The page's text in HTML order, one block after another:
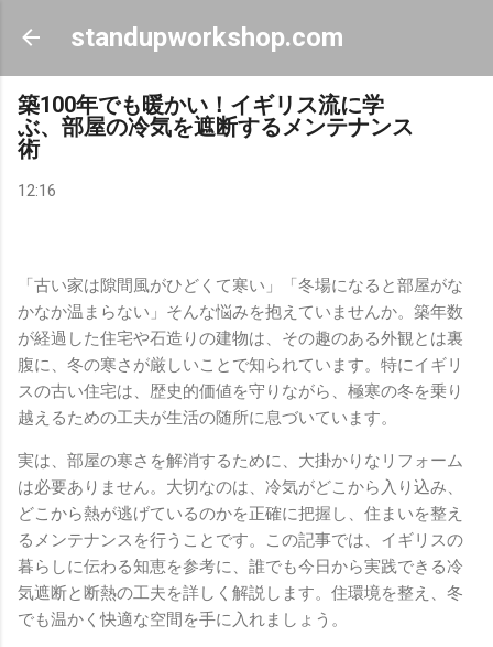
スキップしてメイン コンテンツに移動
standupworkshop.com
築100年でも暖かい！イギリス流に学
ぶ、部屋の冷気を遮断するメンテナンス
術
12:16
「古い家は隙間風がひどくて寒い」「冬場になると部屋がな
かなか温まらない」そんな悩みを抱えていませんか。築年数
が経過した住宅や石造りの建物は、その趣のある外観とは裏
腹に、冬の寒さが厳しいことで知られています。特にイギリ
スの古い住宅は、歴史的価値を守りながら、極寒の冬を乗り
越えるための工夫が生活の随所に息づいています。
実は、部屋の寒さを解消するために、大掛かりなリフォーム
は必要ありません。大切なのは、冷気がどこから入り込み、
どこから熱が逃げているのかを正確に把握し、住まいを整え
るメンテナンスを行うことです。この記事では、イギリスの
暮らしに伝わる知恵を参考に、誰でも今日から実践できる冷
気遮断と断熱の工夫を詳しく解説します。住環境を整え、冬
でも温かく快適な空間を手に入れましょう。